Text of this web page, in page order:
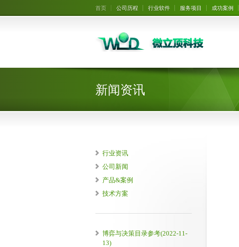
首页 公司历程 行业软件 服务项目 成功案例
新闻资讯
行业资讯
公司新闻
产品&案例
技术方案
博弈与决策目录参考(2022-11-
13)